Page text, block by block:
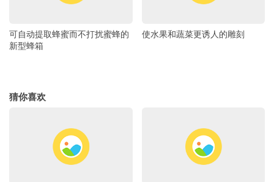
可自动提取蜂蜜而不打扰蜜蜂的
新型蜂箱
使水果和蔬菜更诱人的雕刻
猜你喜欢